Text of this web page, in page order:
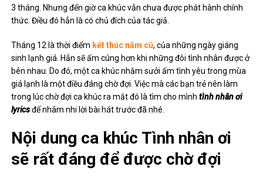
3 tháng. Nhưng đến giờ ca khúc vẫn chưa được phát hành chính
thức. Điều đó hẳn là có chủ đích của tác giả.
Tháng 12 là thời điểm kết thúc năm cũ, của những ngày giáng
sinh lạnh giá. Hẳn sẽ ấm cúng hơn khi những đôi tình nhân được ở
bên nhau. Do đó, một ca khúc nhằm sưởi ấm tình yêu trong mùa
giá lạnh là một điều đáng chờ đợi. Việc mà các bạn trẻ nên làm
trong lúc chờ đợi ca khúc ra mắt đó là tìm cho mìnhtình nhân ơi
lyricsđể nhâm nhi lời bài hát trước đã nhé.
Nội dung ca khúc Tình nhân ơi
sẽ rất đáng để được chờ đợi